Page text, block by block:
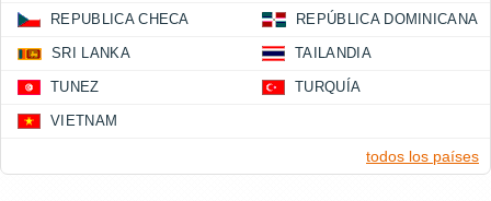
REPUBLICA CHECA REPÚBLICA DOMINICANA
SRI LANKA TAILANDIA
TUNEZ TURQUÍA
VIETNAM
todos los países